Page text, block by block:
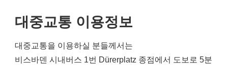
대중교통 이용정보
대중교통을 이용하실 분들께서는
비스바덴 시내버스 1번 Dürerplatz 종점에서 도보로 5분